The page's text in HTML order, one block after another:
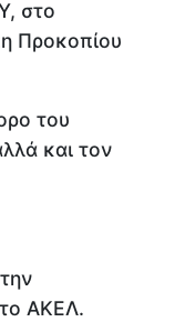
στο
Προκοπίου
του
και τον
το ΑΚΕΛ.